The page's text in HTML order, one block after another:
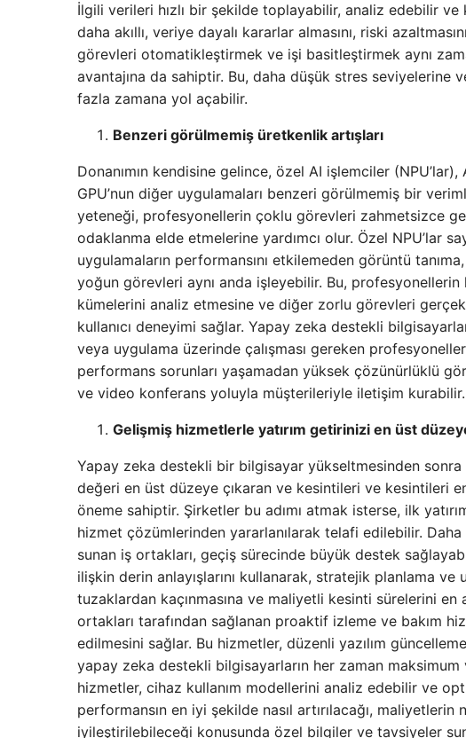
İlgili verileri hızlı bir şekilde toplayabilir, analiz edebilir
daha akıllı, veriye dayalı kararlar almasını, riski
görevleri otomatikleştirmek ve işi basitleştirmek aynı
avantajına da sahiptir. Bu, daha düşük stres
fazla zamana yol açabilir.
Benzeri görülmemiş üretkenlik artışları
Donanımın kendisine gelince, özel AI işlemciler
GPU’nun diğer uygulamaları benzeri görülmemiş bir
yeteneği, profesyonellerin çoklu görevleri zahmetsizce
odaklanma elde etmelerine yardımcı olur. Özel NPU’lar
uygulamaların performansını etkilemeden görüntü
yoğun görevleri aynı anda işleyebilir. Bu,
kümelerini analiz etmesine ve diğer zorlu görevleri
kullanıcı deneyimi sağlar. Yapay zeka destekli
veya uygulama üzerinde çalışması gereken
performans sorunları yaşamadan yüksek çözünürlüklü
ve video konferans yoluyla müşterileriyle iletişim kurabilir.
Gelişmiş hizmetlerle yatırım getirinizi en üst
Yapay zeka destekli bir bilgisayar yükseltmesinden
değeri en üst düzeye çıkaran ve kesintileri ve kesintileri
öneme sahiptir. Şirketler bu adımı atmak isterse, ilk
hizmet çözümlerinden yararlanılarak telafi edilebilir. Daha
sunan iş ortakları, geçiş sürecinde büyük destek
ilişkin derin anlayışlarını kullanarak, stratejik planlama ve
tuzaklardan kaçınmasına ve maliyetli kesinti sürelerini
ortakları tarafından sağlanan proaktif izleme ve bakım
edilmesini sağlar. Bu hizmetler, düzenli yazılım
yapay zeka destekli bilgisayarların her zaman maksimum
hizmetler, cihaz kullanım modellerini analiz edebilir ve
performansın en iyi şekilde nasıl artırılacağı, maliyetlerin
iyileştirilebileceği konusunda özel bilgiler ve tavsiyeler